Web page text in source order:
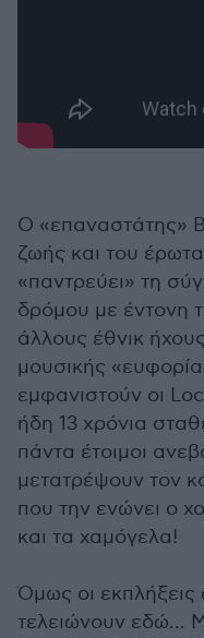
Ο «επαναστάτης»
ζωής και του
«παντρεύει» τη
δρόμου με έντονη
άλλους έθνικ
μουσικής
εμφανιστούν οι
ήδη 13 χρόνια
πάντα έτοιμοι
μετατρέψουν τον
που την ενώνει ο
και τα χαμόγελα!
Όμως οι
τελειώνουν εδώ...